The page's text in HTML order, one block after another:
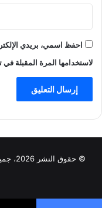
احفظ اسمي، بريدي
لاستخدامها المرة المقبلة في
© حقوق النشر 2026، جميع الحقوق محفوظة |